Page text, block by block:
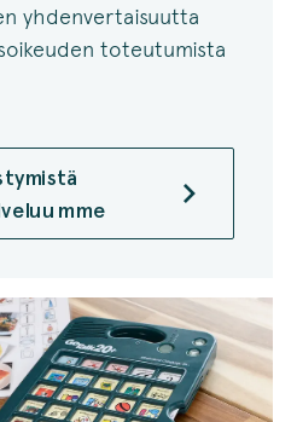
yhdenvertaisuutta
toteutumista